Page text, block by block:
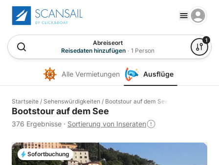
Abreiseort
Reisedaten hinzufügen · 1 Person
1
Alle Vermietungen Ausflüge
Startseite / Sehenswürdigkeiten / Bootstour auf dem See
Bootstour auf dem See
376 Ergebnisse · Sortierung von Inseraten
Sofortbuchung